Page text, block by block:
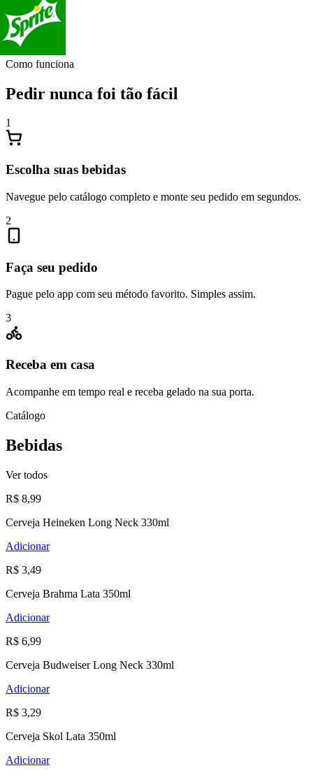
Como funciona
Pedir nunca foi tão fácil
1
Escolha suas bebidas
Navegue pelo catálogo completo e monte seu pedido em segundos.
2
Faça seu pedido
Pague pelo app com seu método favorito. Simples assim.
3
Receba em casa
Acompanhe em tempo real e receba gelado na sua porta.
Catálogo
Bebidas
Ver todos
R$ 8,99
Cerveja Heineken Long Neck 330ml
Adicionar
R$ 3,49
Cerveja Brahma Lata 350ml
Adicionar
R$ 6,99
Cerveja Budweiser Long Neck 330ml
Adicionar
R$ 3,29
Cerveja Skol Lata 350ml
Adicionar